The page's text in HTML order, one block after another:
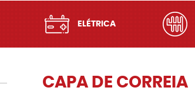
ELÉTRICA
CAPA DE CORREIA